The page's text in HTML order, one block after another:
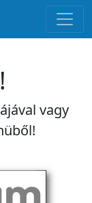
vagy